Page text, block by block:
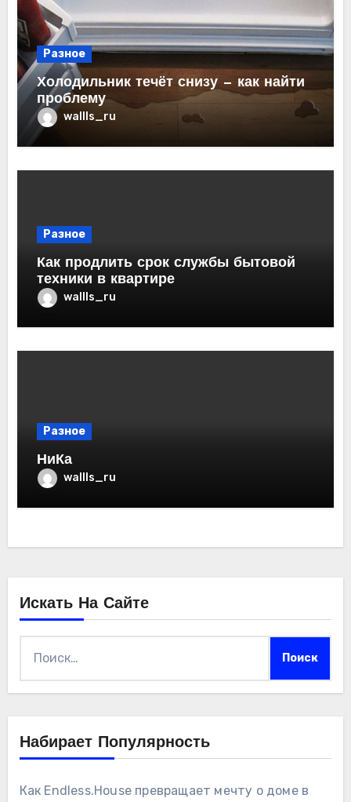
Разное
Холодильник течёт снизу — как найти
проблему
wallls_ru
Разное
Как продлить срок службы бытовой
техники в квартире
wallls_ru
Разное
НиКа
wallls_ru
Искать На Сайте
Набирает Популярность
Как Endless.House превращает мечту о доме в